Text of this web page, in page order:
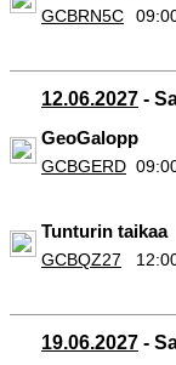
GCBRN5C
12.06.2027 -
GeoGalopp
GCBGERD
Tunturin taikaa
GCBQZ27
19.06.2027 -